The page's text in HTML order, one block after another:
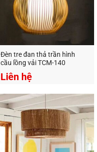
Q.Bình Thạnh,
(zalo)
Đèn tre đan thả trần hình
cầu lồng vải TCM-140
Liên hệ